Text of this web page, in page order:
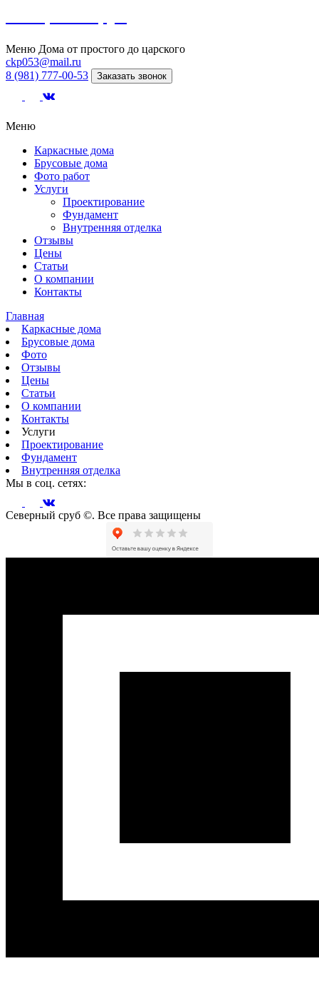
Меню Дома от простого до царского
ckp053@mail.ru
8 (981) 777-00-53
Заказать звонок
Меню
Каркасные дома
Брусовые дома
Фото работ
Услуги
Проектирование
Фундамент
Внутренняя отделка
Отзывы
Цены
Статьи
О компании
Контакты
Главная
Каркасные дома
Брусовые дома
Фото
Отзывы
Цены
Статьи
О компании
Контакты
Услуги
Проектирование
Фундамент
Внутренняя отделка
Мы в соц. сетях:
Северный сруб ©. Все права защищены